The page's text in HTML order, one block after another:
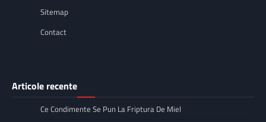
Sitemap
Contact
Articole recente
Ce Condimente Se Pun La Friptura De Miel